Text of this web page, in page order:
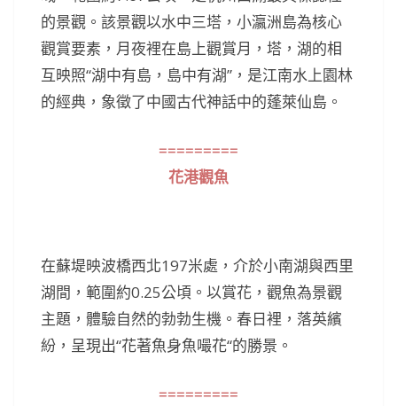
的景觀。該景觀以水中三塔，小瀛洲島為核心
觀賞要素，月夜裡在島上觀賞月，塔，湖的相
互映照“湖中有島，島中有湖”，是江南水上園林
的經典，象徵了中國古代神話中的蓬萊仙島。
=========
花港觀魚
在蘇堤映波橋西北197米處，介於小南湖與西里
湖間，範圍約0.25公頃。以賞花，觀魚為景觀
主題，體驗自然的勃勃生機。春日裡，落英繽
紛，呈現出“花著魚身魚嘬花“的勝景。
=========